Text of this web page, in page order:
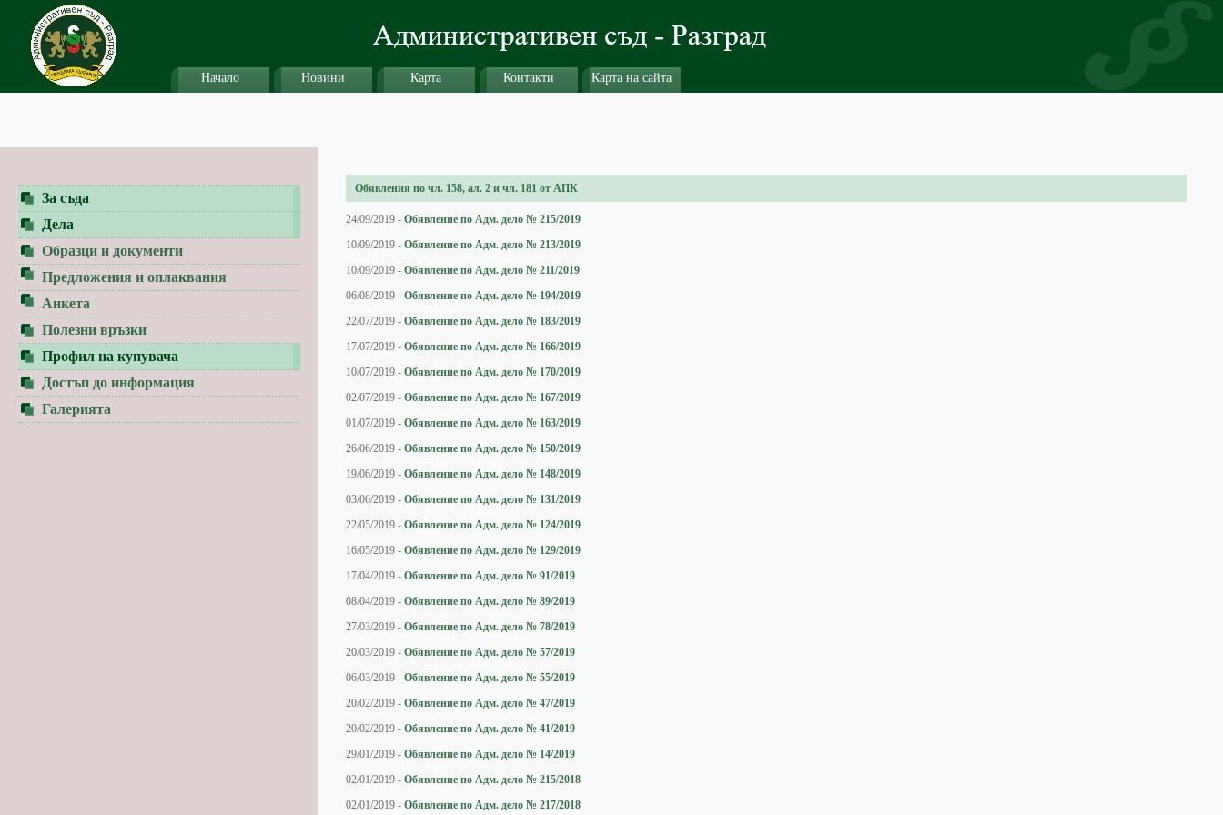
Начало Новини Карта Контакти Карта на сайта
За съда
Дела
Образци и документи
Предложения и оплаквания
Анкета
Полезни връзки
Профил на купувача
Достъп до информация
Галерията
Обявления по чл. 158, ал. 2 и чл. 181 от АПК
24/09/2019 - Обявление по Адм. дело № 215/2019
10/09/2019 - Обявление по Адм. дело № 213/2019
10/09/2019 - Обявление по Адм. дело № 211/2019
06/08/2019 - Обявление по Адм. дело № 194/2019
22/07/2019 - Обявление по Адм. дело № 183/2019
17/07/2019 - Обявление по Адм. дело № 166/2019
10/07/2019 - Обявление по Адм. дело № 170/2019
02/07/2019 - Обявление по Адм. дело № 167/2019
01/07/2019 - Обявление по Адм. дело № 163/2019
26/06/2019 - Обявление по Адм. дело № 150/2019
19/06/2019 - Обявление по Адм. дело № 148/2019
03/06/2019 - Обявление по Адм. дело № 131/2019
22/05/2019 - Обявление по Адм. дело № 124/2019
16/05/2019 - Обявление по Адм. дело № 129/2019
17/04/2019 - Обявление по Адм. дело № 91/2019
08/04/2019 - Обявление по Адм. дело № 89/2019
27/03/2019 - Обявление по Адм. дело № 78/2019
20/03/2019 - Обявление по Адм. дело № 57/2019
06/03/2019 - Обявление по Адм. дело № 55/2019
20/02/2019 - Обявление по Адм. дело № 47/2019
20/02/2019 - Обявление по Адм. дело № 41/2019
29/01/2019 - Обявление по Адм. дело № 14/2019
02/01/2019 - Обявление по Адм. дело № 215/2018
02/01/2019 - Обявление по Адм. дело № 217/2018